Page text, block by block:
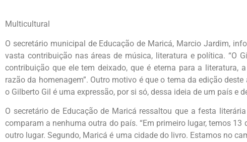
Multicultural
O secretário municipal de Educação de Maricá, Marcio Jardim,
vasta contribuição nas áreas de música, literatura e política. “O
contribuição que ele tem deixado, que é eterna para a literatura,
razão da homenagem”. Outro motivo é que o tema da edição
o Gilberto Gil é uma expressão, por si só, dessa ideia de um país e
O secretário de Educação de Maricá ressaltou que a festa
comparam a nenhuma outra do país. “Em primeiro lugar, temos 13
outro lugar. Segundo, Maricá é uma cidade do livro. Estamos no